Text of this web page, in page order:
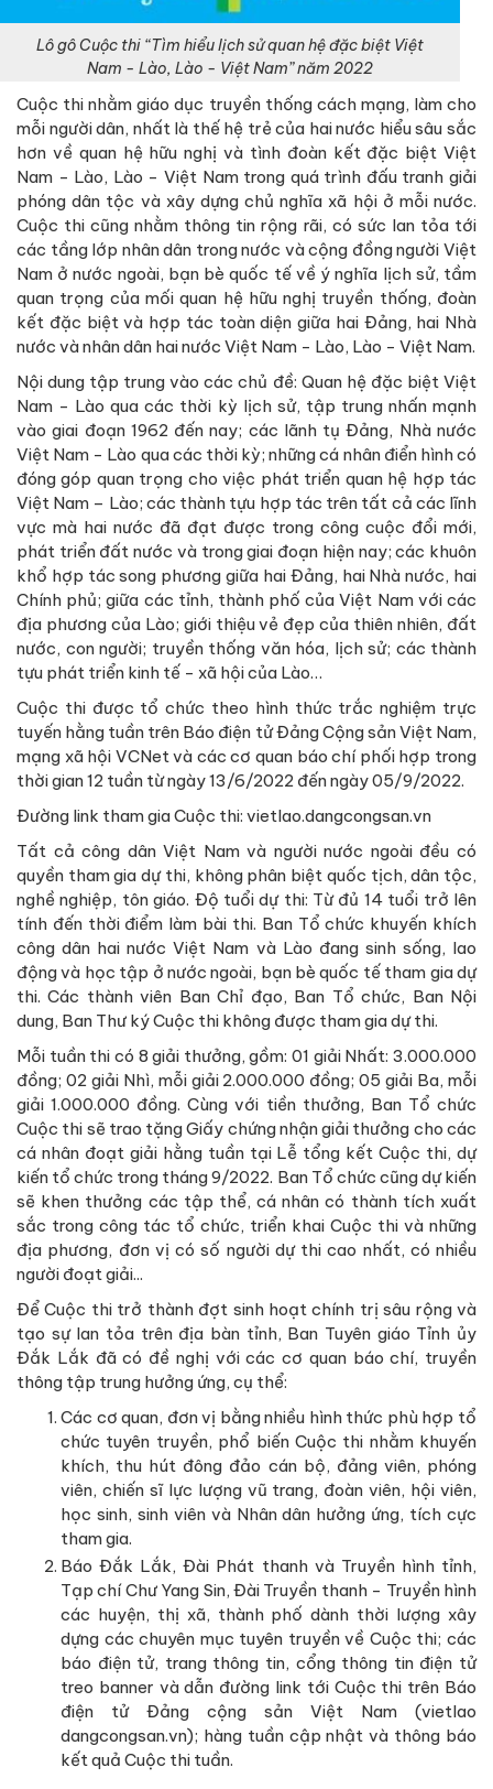
Lô gô Cuộc thi “Tìm hiểu lịch sử quan hệ đặc biệt Việt
Nam - Lào, Lào - Việt Nam” năm 2022
Cuộc thi nhằm giáo dục truyền thống cách mạng, làm cho
mỗi người dân, nhất là thế hệ trẻ của hai nước hiểu sâu sắc
hơn về quan hệ hữu nghị và tình đoàn kết đặc biệt Việt
Nam - Lào, Lào - Việt Nam trong quá trình đấu tranh giải
phóng dân tộc và xây dựng chủ nghĩa xã hội ở mỗi nước.
Cuộc thi cũng nhằm thông tin rộng rãi, có sức lan tỏa tới
các tầng lớp nhân dân trong nước và cộng đồng người Việt
Nam ở nước ngoài, bạn bè quốc tế về ý nghĩa lịch sử, tầm
quan trọng của mối quan hệ hữu nghị truyền thống, đoàn
kết đặc biệt và hợp tác toàn diện giữa hai Đảng, hai Nhà
nước và nhân dân hai nước Việt Nam - Lào, Lào - Việt Nam.
Nội dung tập trung vào các chủ đề: Quan hệ đặc biệt Việt
Nam - Lào qua các thời kỳ lịch sử, tập trung nhấn mạnh
vào giai đoạn 1962 đến nay; các lãnh tụ Đảng, Nhà nước
Việt Nam - Lào qua các thời kỳ; những cá nhân điển hình có
đóng góp quan trọng cho việc phát triển quan hệ hợp tác
Việt Nam – Lào; các thành tựu hợp tác trên tất cả các lĩnh
vực mà hai nước đã đạt được trong công cuộc đổi mới,
phát triển đất nước và trong giai đoạn hiện nay; các khuôn
khổ hợp tác song phương giữa hai Đảng, hai Nhà nước, hai
Chính phủ; giữa các tỉnh, thành phố của Việt Nam với các
địa phương của Lào; giới thiệu vẻ đẹp của thiên nhiên, đất
nước, con người; truyền thống văn hóa, lịch sử; các thành
tựu phát triển kinh tế - xã hội của Lào…
Cuộc thi được tổ chức theo hình thức trắc nghiệm trực
tuyến hằng tuần trên Báo điện tử Đảng Cộng sản Việt Nam,
mạng xã hội VCNet và các cơ quan báo chí phối hợp trong
thời gian 12 tuần từ ngày 13/6/2022 đến ngày 05/9/2022.
Đường link tham gia Cuộc thi: vietlao.dangcongsan.vn
Tất cả công dân Việt Nam và người nước ngoài đều có
quyền tham gia dự thi, không phân biệt quốc tịch, dân tộc,
nghề nghiệp, tôn giáo. Độ tuổi dự thi: Từ đủ 14 tuổi trở lên
tính đến thời điểm làm bài thi. Ban Tổ chức khuyến khích
công dân hai nước Việt Nam và Lào đang sinh sống, lao
động và học tập ở nước ngoài, bạn bè quốc tế tham gia dự
thi. Các thành viên Ban Chỉ đạo, Ban Tổ chức, Ban Nội
dung, Ban Thư ký Cuộc thi không được tham gia dự thi.
Mỗi tuần thi có 8 giải thưởng, gồm: 01 giải Nhất: 3.000.000
đồng; 02 giải Nhì, mỗi giải 2.000.000 đồng; 05 giải Ba, mỗi
giải 1.000.000 đồng. Cùng với tiền thưởng, Ban Tổ chức
Cuộc thi sẽ trao tặng Giấy chứng nhận giải thưởng cho các
cá nhân đoạt giải hằng tuần tại Lễ tổng kết Cuộc thi, dự
kiến tổ chức trong tháng 9/2022. Ban Tổ chức cũng dự kiến
sẽ khen thưởng các tập thể, cá nhân có thành tích xuất
sắc trong công tác tổ chức, triển khai Cuộc thi và những
địa phương, đơn vị có số người dự thi cao nhất, có nhiều
người đoạt giải...
Để Cuộc thi trở thành đợt sinh hoạt chính trị sâu rộng và
tạo sự lan tỏa trên địa bàn tỉnh, Ban Tuyên giáo Tỉnh ủy
Đắk Lắk đã có đề nghị với các cơ quan báo chí, truyền
thông tập trung hưởng ứng, cụ thể:
Các cơ quan, đơn vị bằng nhiều hình thức phù hợp tổ
chức tuyên truyền, phổ biến Cuộc thi nhằm khuyến
khích, thu hút đông đảo cán bộ, đảng viên, phóng
viên, chiến sĩ lực lượng vũ trang, đoàn viên, hội viên,
học sinh, sinh viên và Nhân dân hưởng ứng, tích cực
tham gia.
Báo Đắk Lắk, Đài Phát thanh và Truyền hình tỉnh,
Tạp chí Chư Yang Sin, Đài Truyền thanh - Truyền hình
các huyện, thị xã, thành phố dành thời lượng xây
dựng các chuyên mục tuyên truyền về Cuộc thi; các
báo điện tử, trang thông tin, cổng thông tin điện tử
treo banner và dẫn đường link tới Cuộc thi trên Báo
điện tử Đảng cộng sản Việt Nam (vietlao
dangcongsan.vn); hàng tuần cập nhật và thông báo
kết quả Cuộc thi tuần.